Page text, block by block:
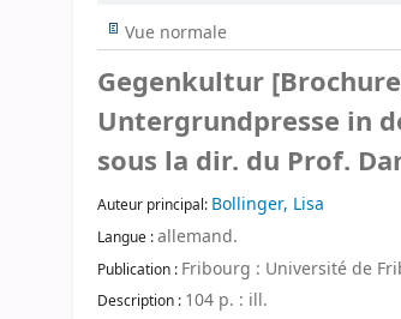
Vue normale
Gegenkultur
Untergrundpresse in
sous la dir. du Prof.
Auteur principal: Bollinger, Lisa
Langue :allemand.
Publication : Fribourg : Université de
Description : 104 p. : ill.